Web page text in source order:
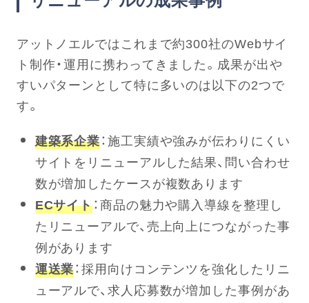
アットノエルではこれまで約300社のWebサイ
ト制作・運用に携わってきました。成果が出や
すいパターンとして特に多いのは以下の2つで
す。
建築系企業：施工実績や強みが伝わりにくい
サイトをリニューアルした結果、問い合わせ
数が増加したケースが複数あります
ECサイト：商品の魅力や購入導線を整理し
たリニューアルで、売上向上につながった事
例があります
運送業：採用向けコンテンツを強化したリニ
ューアルで、求人応募数が増加した事例があ